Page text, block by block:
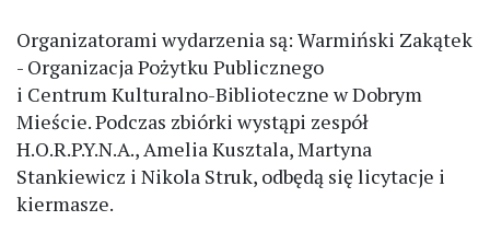
Organizatorami wydarzenia są: Warmiński Zakątek
- Organizacja Pożytku Publicznego
i Centrum Kulturalno-Biblioteczne w Dobrym
Mieście. Podczas zbiórki wystąpi zespół
H.O.R.P.Y.N.A., Amelia Kusztala, Martyna
Stankiewicz i Nikola Struk, odbędą się licytacje i
kiermasze.